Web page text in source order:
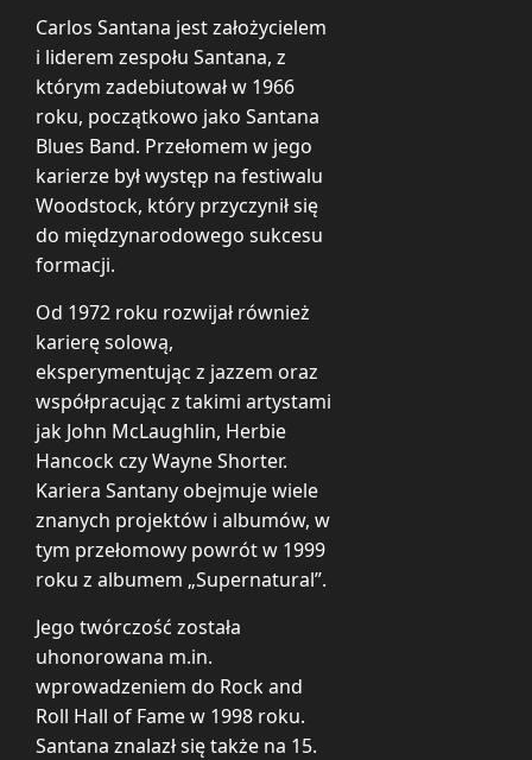
Carlos Santana jest założycielem
i liderem zespołu Santana, z
którym zadebiutował w 1966
roku, początkowo jako Santana
Blues Band. Przełomem w jego
karierze był występ na festiwalu
Woodstock, który przyczynił się
do międzynarodowego sukcesu
formacji.
Od 1972 roku rozwijał również
karierę solową,
eksperymentując z jazzem oraz
współpracując z takimi artystami
jak John McLaughlin, Herbie
Hancock czy Wayne Shorter.
Kariera Santany obejmuje wiele
znanych projektów i albumów, w
tym przełomowy powrót w 1999
roku z albumem „Supernatural”.
Jego twórczość została
uhonorowana m.in.
wprowadzeniem do Rock and
Roll Hall of Fame w 1998 roku.
Santana znalazł się także na 15.